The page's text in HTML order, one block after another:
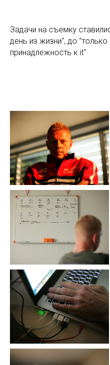
Задачи на съемку
день из жизни", до
принадлежность к it"